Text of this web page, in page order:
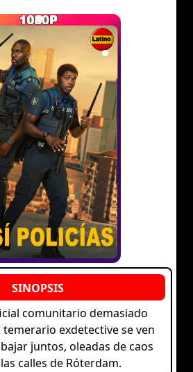
comunitario demasiado
exdetective se ven
juntos, oleadas de caos
calles de Róterdam.